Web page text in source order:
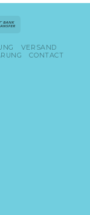
VERSAND
CONTACT